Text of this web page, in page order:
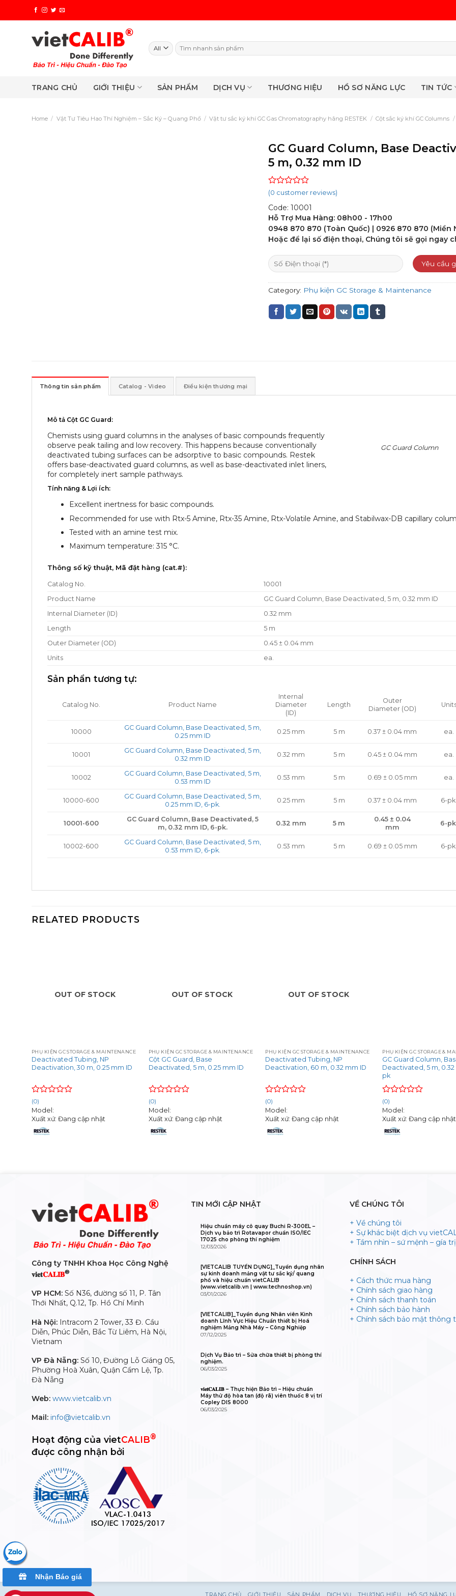
content
Search
for:
TRANG CHỦ GIỚI THIỆU SẢN PHẨM DỊCH VỤ THƯƠNG HIỆU HỒ SƠ NĂNG LỰC TIN TỨC
Home / Vật Tư Tiêu Hao Thí Nghiệm – Sắc Ký – Quang Phổ / Vật tư sắc ký khí GC Gas Chromatography hãng RESTEK / Cột sắc ký khí GC Columns /
GC Guard Column, Base
5 m, 0.32 mm ID
Rated
out
of
5
(0 customer reviews)
Code: 10001
Hỗ Trợ Mua Hàng: 08h00 - 17h00
0948 870 870 (Toàn Quốc) | 0926 870 870 (Miền
Hoặc để lại số điện thoại, Chúng tôi sẽ gọi ngay
Category: Phụ kiện GC Storage & Maintenance
Thông tin sản phẩm Catalog - Video Điều kiện thương mại
Mô tả Cột GC Guard:
GC Guard Column
Chemists using guard columns in the analyses of basic compounds frequently
observe peak tailing and low recovery. This happens because conventionally
deactivated tubing surfaces can be adsorptive to basic compounds. Restek
offers base-deactivated guard columns, as well as base-deactivated inlet liners,
for completely inert sample pathways.
Tính năng & Lợi ích:
Excellent inertness for basic compounds.
Recommended for use with Rtx-5 Amine, Rtx-35 Amine, Rtx-Volatile Amine, and Stabilwax-DB capillary
Tested with an amine test mix.
Maximum temperature: 315 °C.
Thông số kỹ thuật, Mã đặt hàng (cat.#):
Catalog No.
10001
Product Name
GC Guard Column, Base Deactivated, 5 m, 0.32 mm ID
Internal Diameter (ID)
0.32 mm
Length
5 m
Outer Diameter (OD)
0.45 ± 0.04 mm
Units
ea.
Sản phẩn tương tự:
Catalog No. Product Name
Internal
Diameter
(ID)
Length
Outer
Diameter (OD)
10000
GC Guard Column, Base Deactivated, 5 m,
0.25 mm ID
0.25 mm 5 m 0.37 ± 0.04 mm ea.
10001
GC Guard Column, Base Deactivated, 5 m,
0.32 mm ID
0.32 mm 5 m 0.45 ± 0.04 mm ea.
10002
GC Guard Column, Base Deactivated, 5 m,
0.53 mm ID
0.53 mm 5 m 0.69 ± 0.05 mm ea.
10000-600
GC Guard Column, Base Deactivated, 5 m,
0.25 mm ID, 6-pk.
0.25 mm 5 m 0.37 ± 0.04 mm 6-pk.
10001-600
GC Guard Column, Base Deactivated, 5
m, 0.32 mm ID, 6-pk.
0.32 mm 5 m
0.45 ± 0.04
mm
6-
10002-600
GC Guard Column, Base Deactivated, 5 m,
0.53 mm ID, 6-pk.
0.53 mm 5 m 0.69 ± 0.05 mm 6-pk.
RELATED PRODUCTS
OUT OF STOCK
PHỤ KIỆN GC STORAGE & MAINTENANCE
Deactivated Tubing, NP
Deactivation, 30 m, 0.25 mm ID
Rated
0
out
5
(0)
Model:
Xuất xứ: Đang cập nhật
OUT OF STOCK
PHỤ KIỆN GC STORAGE & MAINTENANCE
Cột GC Guard, Base
Deactivated, 5 m, 0.25 mm ID
Rated
0
out
5
(0)
Model:
Xuất xứ: Đang cập nhật
OUT OF STOCK
PHỤ KIỆN GC STORAGE & MAINTENANCE
Deactivated Tubing, NP
Deactivation, 60 m, 0.32 mm ID
Rated
0
out
5
(0)
Model:
Xuất xứ: Đang cập nhật
PHỤ KIỆN GC STORAGE &
GC Guard Column,
Deactivated, 5 m, 0.32
pk
Rated
0
out
5
(0)
Model:
Xuất xứ: Đang cập nhật
Công ty TNHH Khoa Học Công Nghệ
𝐯𝐢𝐞𝐭𝐂𝐀𝐋𝐈𝐁®
VP HCM: Số N36, đường số 11, P. Tân
Thới Nhất, Q.12, Tp. Hồ Chí Minh
Hà Nội: Intracom 2 Tower, 33 Đ. Cầu
Diễn, Phúc Diễn, Bắc Từ Liêm, Hà Nội,
Vietnam
VP Đà Nẵng: Số 10, Đường Lỗ Giáng 05,
Phường Hoà Xuân, Quận Cẩm Lệ, Tp.
Đà Nẵng
Web: www.vietcalib.vn
Mail: info@vietcalib.vn
Hoạt động của vietCALIB®
được công nhận bởi
TIN MỚI CẬP NHẬT
Hiệu chuẩn máy cô quay Buchi R-300EL –
Dịch vụ bảo trì Rotavapor chuẩn ISO/IEC
17025 cho phòng thí nghiệm
12/03/2026
[VIETCALIB TUYỂN DỤNG]_Tuyển dụng nhân
sự kinh doanh mảng vật tư sắc ký/ quang
phổ và hiệu chuẩn vietCALIB
(www.vietcalib.vn | www.technoshop.vn)
03/01/2026
[VIETCALIB]_Tuyển dụng Nhân viên Kinh
doanh Lĩnh Vực Hiệu Chuẩn thiết bị Hoá
nghiệm Mảng Nhà Máy – Công Nghiệp
07/12/2025
Dịch Vụ Bảo trì – Sửa chữa thiết bị phòng thí
nghiệm.
06/03/2025
𝐯𝐢𝐞𝐭𝐂𝐀𝐋𝐈𝐁 – Thực hiện Bảo trì – Hiệu chuẩn
Máy thử độ hòa tan (độ rã) viên thuốc 8 vị trí
Copley DIS 8000
06/03/2025
VỀ CHÚNG TÔI
+ Về chúng tôi
+ Sự khác biệt dịch vụ
+ Tầm nhìn – sứ mệnh – gía
CHÍNH SÁCH
+ Cách thức mua hàng
+ Chính sách giao hàng
+ Chính sách thanh toán
+ Chính sách bảo hành
+ Chính sách bảo mật thông
TRANG CHỦ GIỚI THIỆU SẢN PHẨM DỊCH VỤ THƯƠNG HIỆU HỒ SƠ NĂNG
Nhận Báo giá